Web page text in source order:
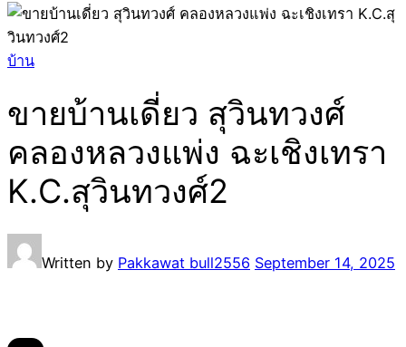
บ้าน
ขายบ้านเดี่ยว สุวินทวงศ์
คลองหลวงแพ่ง ฉะเชิงเทรา
K.C.สุวินทวงศ์2
Written by Pakkawat bull2556 September 14, 2025